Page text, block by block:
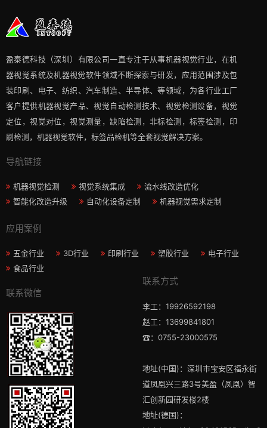
盈泰德科技（深圳）有限公司一直专注于从事机器视觉行业，在机
器视觉系统及机器视觉软件领域不断探索与研发​，应用范围涉及包
装印刷、电子、纺织、汽车制造、半导体、等领域，为各行业工厂
客户提供机器视觉产品、视觉自动检测技术、视觉检测设备，视觉
定位，视觉对位，视觉测量，缺陷检测，非标检测，标签检测，印
刷检测，机器视觉软件，标签品检机等​全套视觉解决方案​。
导航链接
机器视觉检测 视觉系统集成
流水线改造优化
智能化改造升级
自动化设备定制 机器视觉需求定制
应用案例
五金行业 3D行业 印刷行业 塑胶行业
电子行业
食品行业
联系微信
联系方式
李工：19926592198
赵工：13699841801
☎：0755-23000575
地址(中国)：深圳市宝安区福永街
道凤凰兴三路3号美盈（凤凰）智
汇创新园研发楼2楼
地址(德国)：